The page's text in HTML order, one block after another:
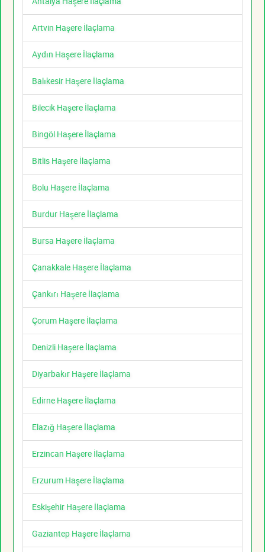
Artvin Haşere İlaçlama
Aydın Haşere İlaçlama
Balıkesir Haşere İlaçlama
Bilecik Haşere İlaçlama
Bingöl Haşere İlaçlama
Bitlis Haşere İlaçlama
Bolu Haşere İlaçlama
Burdur Haşere İlaçlama
Bursa Haşere İlaçlama
Çanakkale Haşere İlaçlama
Çankırı Haşere İlaçlama
Çorum Haşere İlaçlama
Denizli Haşere İlaçlama
Diyarbakır Haşere İlaçlama
Edirne Haşere İlaçlama
Elazığ Haşere İlaçlama
Erzincan Haşere İlaçlama
Erzurum Haşere İlaçlama
Eskişehir Haşere İlaçlama
Gaziantep Haşere İlaçlama